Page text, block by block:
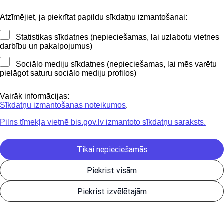
Atzīmējiet, ja piekrītat papildu sīkdatņu izmantošanai:
Statistikas sīkdatnes (nepieciešamas, lai uzlabotu vietnes
darbību un pakalpojumus)
Sociālo mediju sīkdatnes (nepieciešamas, lai mēs varētu
pielāgot saturu sociālo mediju profilos)
Vairāk informācijas:
Sīkdatņu izmantošanas noteikumos.
Pilns tīmekļa vietnē bis.gov.lv izmantoto sīkdatņu saraksts.
Piekrist izvēlētajām
Piekrist visām
Tikai nepieciešamās
Kontakti
BIS atbalsta dienesta tālrunis:
Sekojiet mums
Lejupielādejiet
Būvniecības valsts kontroles birojs | Informācijas pārpublicēšanas
gadījumā atsauce uz Būvniecības informācijas sistēmu obligāta. |
Build: 9b7c6-C (20260805090756) (production)